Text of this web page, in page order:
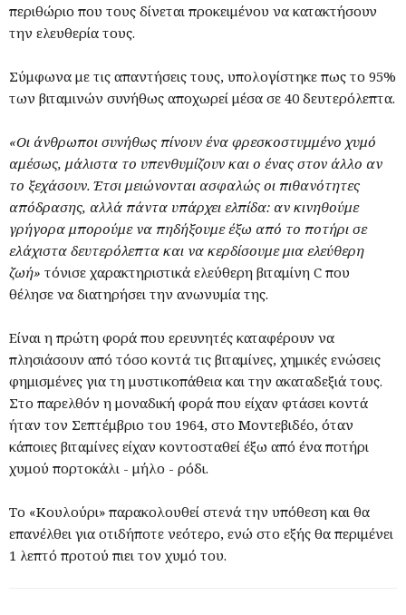
περιθώριο που τους δίνεται προκειμένου να κατακτήσουν
την ελευθερία τους.
Σύμφωνα με τις απαντήσεις τους, υπολογίστηκε πως το 95%
των βιταμινών συνήθως αποχωρεί μέσα σε 40 δευτερόλεπτα.
«Οι άνθρωποι συνήθως πίνουν ένα φρεσκοστυμμένο χυμό
αμέσως, μάλιστα το υπενθυμίζουν και ο ένας στον άλλο αν
το ξεχάσουν. Έτσι μειώνονται ασφαλώς οι πιθανότητες
απόδρασης, αλλά πάντα υπάρχει ελπίδα: αν κινηθούμε
γρήγορα μπορούμε να πηδήξουμε έξω από το ποτήρι σε
ελάχιστα δευτερόλεπτα και να κερδίσουμε μια ελεύθερη
ζωή» τόνισε χαρακτηριστικά ελεύθερη βιταμίνη C που
θέλησε να διατηρήσει την ανωνυμία της.
Είναι η πρώτη φορά που ερευνητές καταφέρουν να
πλησιάσουν από τόσο κοντά τις βιταμίνες, χημικές ενώσεις
φημισμένες για τη μυστικοπάθεια και την ακαταδεξιά τους.
Στο παρελθόν η μοναδική φορά που είχαν φτάσει κοντά
ήταν τον Σεπτέμβριο του 1964, στο Μοντεβιδέο, όταν
κάποιες βιταμίνες είχαν κοντοσταθεί έξω από ένα ποτήρι
χυμού πορτοκάλι - μήλο - ρόδι.
Το «Κουλούρι» παρακολουθεί στενά την υπόθεση και θα
επανέλθει για οτιδήποτε νεότερο, ενώ στο εξής θα περιμένει
1 λεπτό προτού πιει τον χυμό του.